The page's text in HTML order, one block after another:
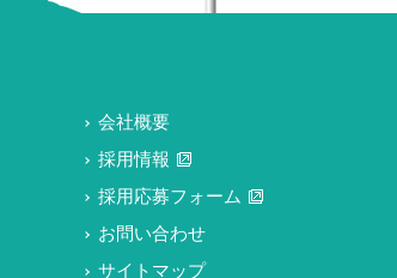
会社概要
採用情報
採用応募フォーム
お問い合わせ
サイトマップ